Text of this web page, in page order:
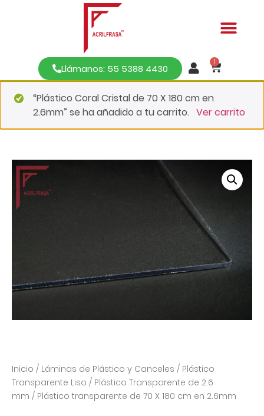
Llámanos: 55 5388 4430
1
“Plástico Coral Cristal de 70 X 180 cm en
2.6mm” se ha añadido a tu carrito. Ver carrito
Inicio / Láminas de Plástico y Canceles / Plástico
Transparente Liso / Plástico Transparente de 2.6
mm / Plástico transparente de 70 X 180 cm en 2.6mm